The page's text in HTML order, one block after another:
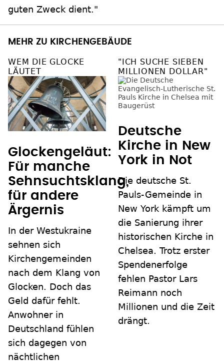
guten Zweck dient."
MEHR ZU KIRCHENGEBÄUDE
WEM DIE GLOCKE
LÄUTET
Glockengeläut:
Für manche
Sehnsuchtsklang,
für andere
Ärgernis
In der Westukraine
sehnen sich
Kirchengemeinden
nach dem Klang von
Glocken. Doch das
Geld dafür fehlt.
Anwohner in
Deutschland fühlen
sich dagegen von
nächtlichen
"ICH SUCHE SIEBEN
MILLIONEN DOLLAR"
Deutsche
Kirche in New
York in Not
Die deutsche St.
Pauls-Gemeinde in
New York kämpft um
die Sanierung ihrer
historischen Kirche in
Chelsea. Trotz erster
Spendenerfolge
fehlen Pastor Lars
Reimann noch
Millionen und die Zeit
drängt.